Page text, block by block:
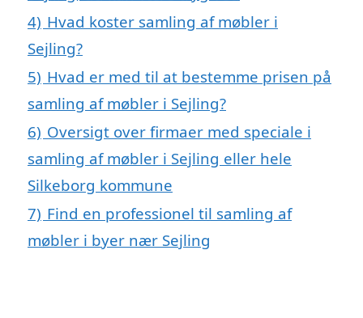
4) Hvad koster samling af møbler i
Sejling?
5) Hvad er med til at bestemme prisen på
samling af møbler i Sejling?
6) Oversigt over firmaer med speciale i
samling af møbler i Sejling eller hele
Silkeborg kommune
7) Find en professionel til samling af
møbler i byer nær Sejling